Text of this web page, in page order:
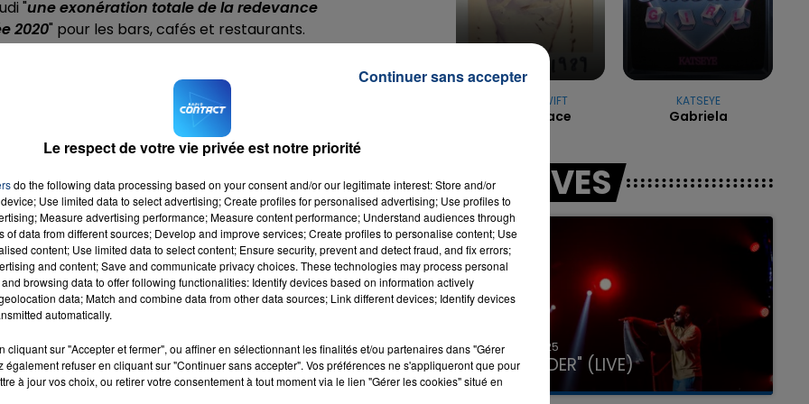
7h00 - 11h00
LA TEAM DE L'ÉTÉ
"une exonération totale de la redevance
2020" pour les bars, cafés et restaurants.
les aides mises en place à Beauvais et dans
Il y a d'abordle "PAC Entreprises"
toute
diminuer d’au moins 50% par rapport à celui de
3 000 euros
", précise le communiqué.
restaurants ainsi que les entreprises de l’événementiel,
liste publiée par le Gouvernement) ont droit à un
bonus
sont à retrouver surwww.beauvaisis.frou en envoyant
sur
et
TAYLOR SWIFT
Blank Space
KATSEYE
Gabriela
LES LIVES
31 janvier 2025
GIMS "SPIDER" (LIVE)
Le respect de votre vie privée est notre priorité
do the following data processing based on your consent and/or our legitimate interest: Store and/or
Use limited data to select advertising; Create profiles for personalised advertising; Use profiles to
Measure advertising performance; Measure content performance; Understand audiences through
of data from different sources; Develop and improve services; Create profiles to personalise content; Use
content; Use limited data to select content; Ensure security, prevent and detect fraud, and fix errors;
and content; Save and communicate privacy choices. These technologies may process personal
browsing data to offer following functionalities: Identify devices based on information actively
data; Match and combine data from other data sources; Link different devices; Identify devices
automatically.
cliquant sur "Accepter et fermer", ou affiner en sélectionnant les finalités et/ou partenaires dans "Gérer
également refuser en cliquant sur "Continuer sans accepter". Vos préférences ne s'appliqueront que pour
à jour vos choix, ou retirer votre consentement à tout moment via le lien "Gérer les cookies" situé en
Continuer sans accepter